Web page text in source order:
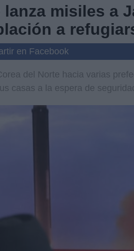
lanza misiles a
a
en Facebook
del Norte hacia varias
casas a la espera de